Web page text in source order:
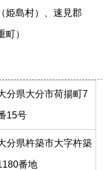
姫島村）、速見郡
町）
分県大分市荷揚町7
15号
分県杵築市大字杵築
番地